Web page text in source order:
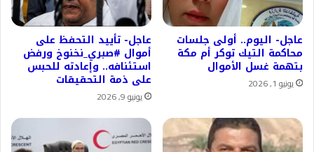
عاجل- اليوم.. أولى جلسات
محاكمة التيك توكر أم مكة
بتهمة غسل الأموال
يونيو 1, 2026
عاجل- تأييد التحفظ على
أموال #صبري_نخنوخ ورفض
استئنافه.. وإعادته للحبس
على ذمة التحقيقات
يونيو 9, 2026